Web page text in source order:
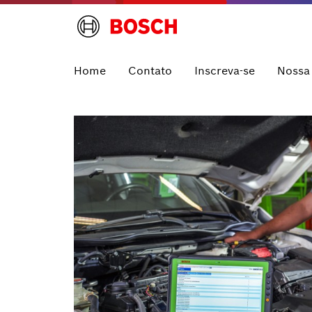
Home Contato Inscreva-se